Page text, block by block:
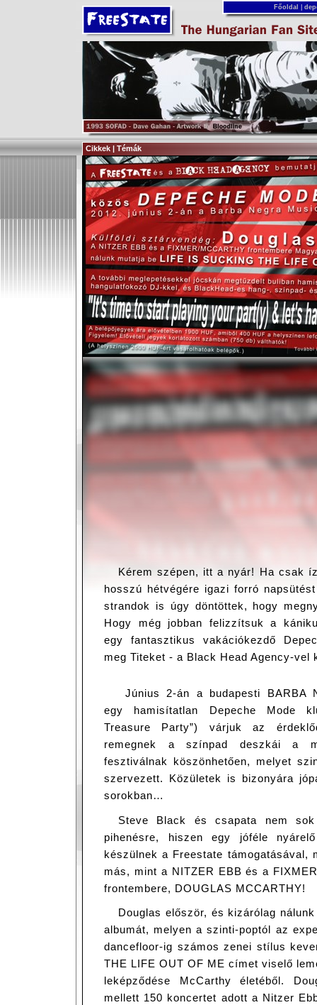
Főoldal
Cikkek | Témák
Kérem szépen, itt a nyár! Ha csak
hosszú hétvégére igazi forró
strandok is úgy döntöttek, hogy
Hogy még jobban felizzítsuk a
egy fantasztikus vakációkezdő
meg Titeket - a Black Head Agency-vel
Június 2-án a budapesti BARBA
egy hamisítatlan Depeche Mode
Treasure Party”) várjuk az
remegnek a színpad deszkái a
fesztiválnak köszönhetően, melyet
szervezett. Közületek is bizonyára
sorokban…
Steve Black és csapata nem
pihenésre, hiszen egy jóféle
készülnek a Freestate támogatásával,
más, mint a NITZER EBB és a
frontembere, DOUGLAS MCCARTHY!
Douglas először, és kizárólag
albumát, melyen a szinti-poptól az
dancefloor-ig számos zenei stílus
THE LIFE OUT OF ME címet viselő
leképződése McCarthy életéből.
mellett 150 koncertet adott a Nitzer